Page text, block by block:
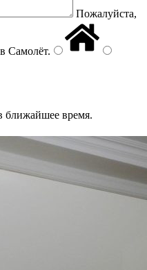
Пожалуйста,
Самолёт.
ближайшее время.